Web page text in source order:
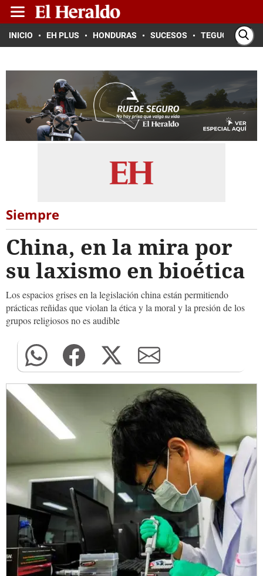
INICIO EH PLUS HONDURAS SUCESOS TEGUCIGALPA
Siempre
China, en la mira por
su laxismo en bioética
Los espacios grises en la legislación china están permitiendo
prácticas reñidas que violan la ética y la moral y la presión de los
grupos religiosos no es audible